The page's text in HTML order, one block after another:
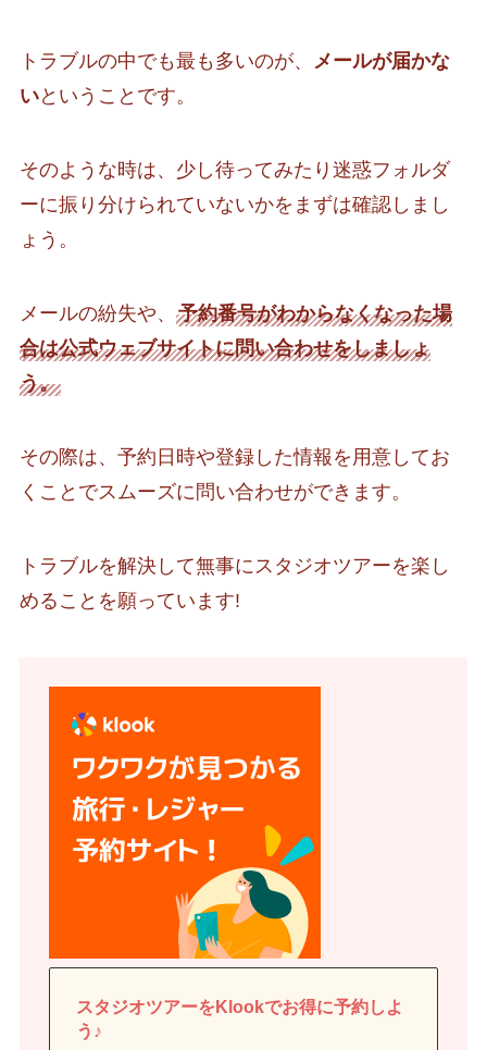
トラブルの中でも最も多いのが、 メールが届かな
いということです。
そのような時は、少し待ってみたり迷惑フォルダ
ーに振り分けられていないかをまずは確認しまし
ょう。
メールの紛失や、 予約番号がわからなくなった場
合は公式ウェブサイトに問い合わせをしましょ
う。
その際は、予約日時や登録した情報を用意してお
くことでスムーズに問い合わせができます。
トラブルを解決して無事にスタジオツアーを楽し
めることを願っています!
スタジオツアーをKlookでお得に予約しよ
う♪